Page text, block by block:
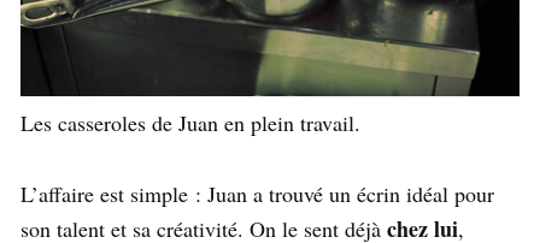
Les casseroles de Juan en plein travail.
L’affaire est simple : Juan a trouvé un écrin idéal pour
son talent et sa créativité. On le sent déjà chez lui,